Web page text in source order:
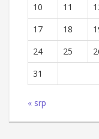
10
11
17
18
24
25
31
« srp